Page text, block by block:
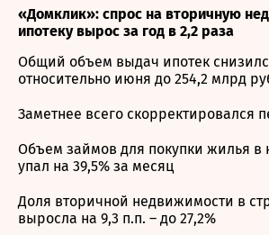
«Домклик»: спрос на вторичную
ипотеку вырос за год в 2,2 раза
Общий объем выдач ипотек
относительно июня до 254,2 млрд
Заметнее всего скорректировался
Объем займов для покупки жилья в
упал на 39,5% за месяц
Доля вторичной недвижимости в
выросла на 9,3 п.п. – до 27,2%